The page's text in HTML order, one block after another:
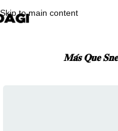
Skip to main content
𝐌𝐚́𝐬 𝐐𝐮𝐞